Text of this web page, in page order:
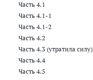
Часть 4.1
Часть 4.1-1
Часть 4.1-2
Часть 4.2
Часть 4.3 (утратила силу)
Часть 4.4
Часть 4.5